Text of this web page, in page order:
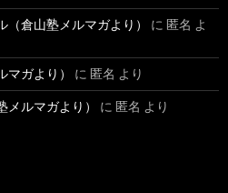
倉山塾メルマガより） に 匿名 よ
ガより） に 匿名 より
ルマガより） に 匿名 より